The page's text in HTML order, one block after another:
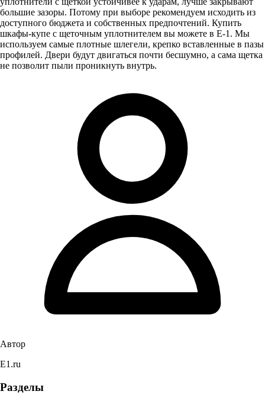
большие зазоры. Потому при выборе рекомендуем исходить из
доступного бюджета и собственных предпочтений. Купить
шкафы-купе с щеточным уплотнителем вы можете в E-1. Мы
используем самые плотные шлегели, крепко вставленные в пазы
профилей. Двери будут двигаться почти бесшумно, а сама щетка
не позволит пыли проникнуть внутрь.
Автор
E1.ru
Разделы